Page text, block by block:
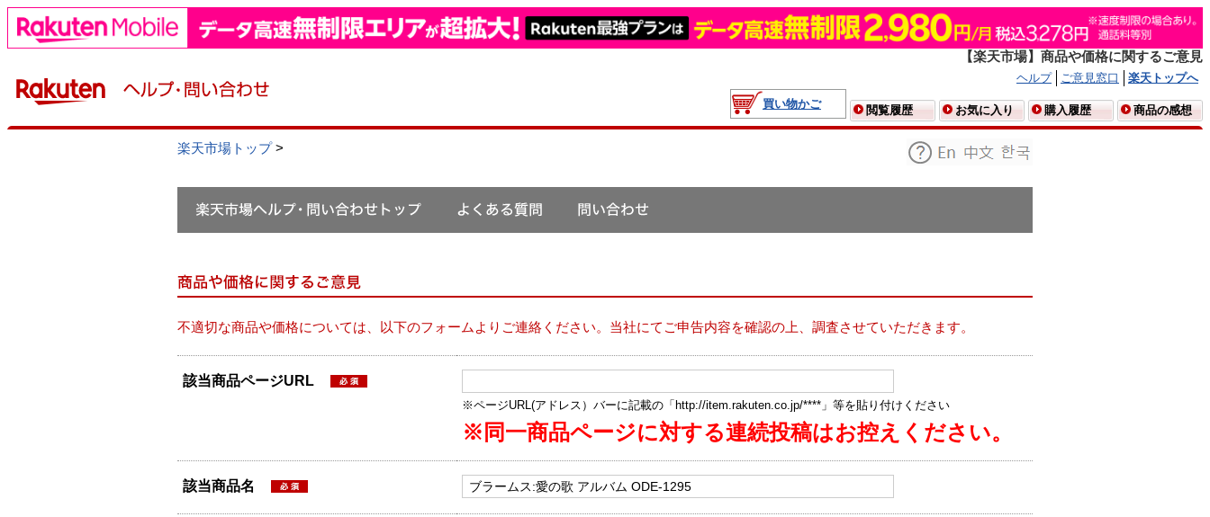
【楽天市場】商品や価格に関するご意見
ヘルプ ご意見窓口
楽天トップへ
買い物かご
閲覧履歴 お気に入り 購入履歴 商品の感想
楽天市場トップ>
不適切な商品や価格については、以下のフォームよりご連絡ください。当社にてご申告内容を確認の上、調査させていただきます。
該当商品ページURL
※ページURL(アドレス）バーに記載の「http://item.rakuten.co.jp/****」等を貼り付けください
※同一商品ページに対する連続投稿はお控えください。
該当商品名